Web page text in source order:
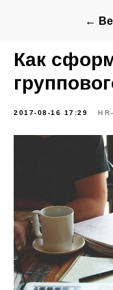
←
Как
2017-08-16 17:29